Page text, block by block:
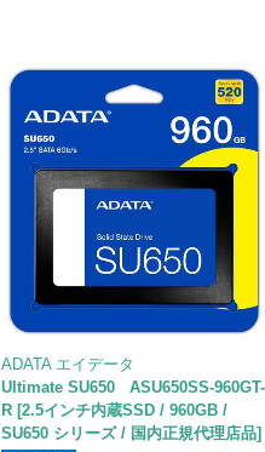
ADATA エイデータ
Ultimate SU650 ASU650SS-960GT-
R [2.5インチ内蔵SSD / 960GB /
SU650 シリーズ / 国内正規代理店品]